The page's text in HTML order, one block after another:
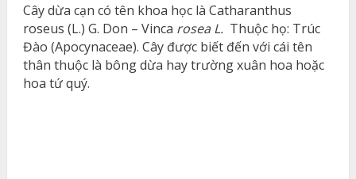
Cây dừa cạn có tên khoa học là Catharanthus
roseus (L.) G. Don – Vinca rosea L. Thuộc họ: Trúc
Đào (Apocynaceae). Cây được biết đến với cái tên
thân thuộc là bông dừa hay trường xuân hoa hoặc
hoa tứ quý.